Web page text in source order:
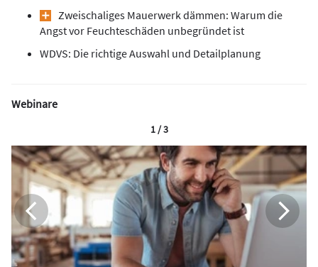
Zweischaliges Mauerwerk dämmen: Warum die
Angst vor Feuchteschäden unbegründet ist
WDVS: Die richtige Auswahl und Detailplanung
Webinare
1 / 3